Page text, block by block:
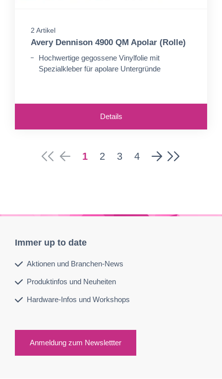
2 Artikel
Avery Dennison 4900 QM Apolar (Rolle)
Hochwertige gegossene Vinylfolie mit
Spezialkleber für apolare Untergründe
Details
1 2 3 4
Immer up to date
Aktionen und Branchen-News
Produktinfos und Neuheiten
Hardware-Infos und Workshops
Anmeldung zum Newslettter